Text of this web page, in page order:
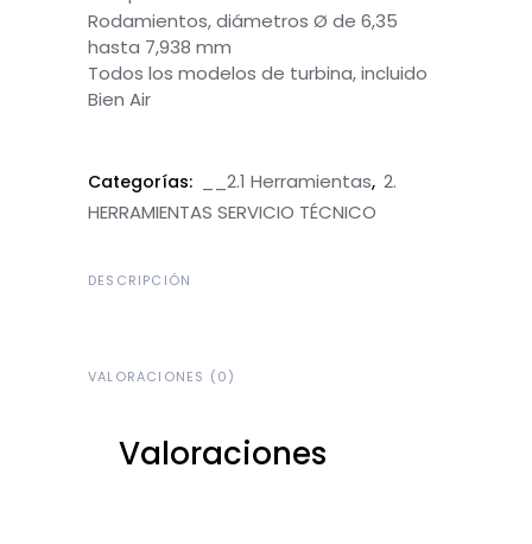
Rodamientos, diámetros Ø de 6,35
hasta 7,938 mm
Todos los modelos de turbina, incluido
Bien Air
Categorías: __2.1 Herramientas, 2.
HERRAMIENTAS SERVICIO TÉCNICO
DESCRIPCIÓN
VALORACIONES (0)
Valoraciones